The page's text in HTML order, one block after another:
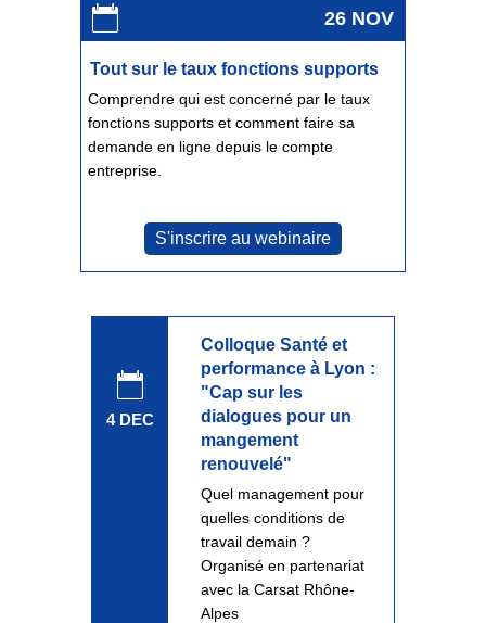
26 NOV
Tout sur le taux fonctions supports
Comprendre qui est concerné par le taux
fonctions supports et comment faire sa
demande en ligne depuis le compte
entreprise.
S'inscrire au webinaire
4 DEC
Colloque Santé et
performance à Lyon :
"Cap sur les
dialogues pour un
mangement
renouvelé"
Quel management pour
quelles conditions de
travail demain ?
Organisé en partenariat
avec la Carsat Rhône-
Alpes